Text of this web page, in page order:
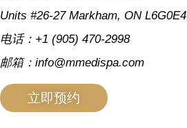
Units #26-27 Markham, ON L6G0E4
电话：+1 (905) 470-2998
邮箱：info@mmedispa.com
立即预约